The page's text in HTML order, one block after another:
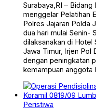
Surabaya,RI –
menggelar Pelatihan
Polres Jajaran Polda
dua hari mulai Senin-
dilaksanakan di Hotel
Jawa Timur, Irjen Pol
dengan peningkatan
kemampuan
Peristiwa